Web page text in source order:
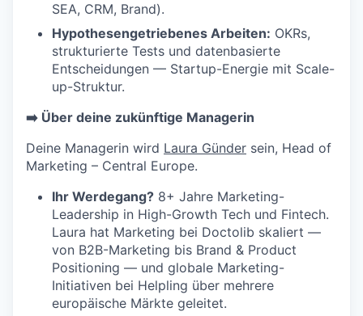
SEA, CRM, Brand).
Hypothesengetriebenes Arbeiten: OKRs,
strukturierte Tests und datenbasierte
Entscheidungen — Startup-Energie mit Scale-
up-Struktur.
➡️ Über deine zukünftige Managerin
Deine Managerin wird Laura Günder sein, Head of
Marketing – Central Europe.
Ihr Werdegang? 8+ Jahre Marketing-
Leadership in High-Growth Tech und Fintech.
Laura hat Marketing bei Doctolib skaliert —
von B2B-Marketing bis Brand & Product
Positioning — und globale Marketing-
Initiativen bei Helpling über mehrere
europäische Märkte geleitet.